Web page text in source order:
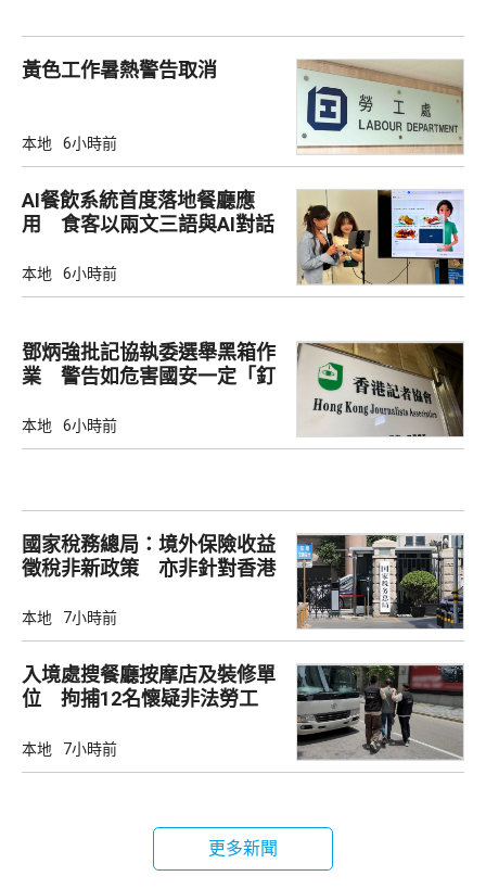
黃色工作暑熱警告取消
本地 6小時前
AI餐飲系統首度落地餐廳應
用 食客以兩文三語與AI對話
本地 6小時前
鄧炳強批記協執委選舉黑箱作
業 警告如危害國安一定「釘
本地 6小時前
國家稅務總局：境外保險收益
徵稅非新政策 亦非針對香港
本地 7小時前
入境處搜餐廳按摩店及裝修單
位 拘捕12名懷疑非法勞工
本地 7小時前
更多新聞